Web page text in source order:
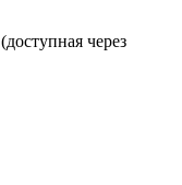
(доступная через